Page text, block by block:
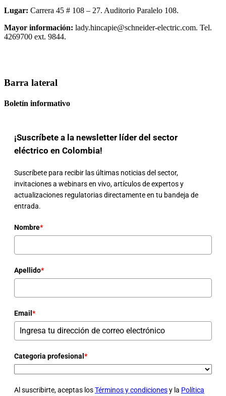
Lugar: Carrera 45 # 108 – 27. Auditorio Paralelo 108.
Mayor información: lady.hincapie@schneider-electric.com. Tel.
4269700 ext. 9844.
Barra lateral
Boletín informativo
¡Suscríbete a la newsletter líder del sector
eléctrico en Colombia!
Suscríbete para recibir las últimas noticias del sector,
invitaciones a webinars en vivo, artículos de expertos y
actualizaciones regulatorias directamente en tu bandeja de
entrada.
Nombre*
Apellido*
Email *
Categoria profesional *
Al suscribirte, aceptas losTérminos y condicionesy la Política